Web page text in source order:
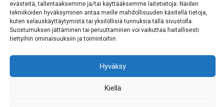
evästeitä, tallentaaksemme ja/tai käyttääksemme laitetietoja. Näiden
tekniikoiden hyväksyminen antaa meille mahdollisuuden käsitellä tietoja,
kuten selauskäyttäytymistä tai yksilöllisiä tunnuksia tällä sivustolla.
Suostumuksen jättäminen tai peruuttaminen voi vaikuttaa haitallisesti
tiettyihin ominaisuuksiin ja toimintoihin.
Hyväksy
Kiellä
Raavâdviäsu Sarrit
Puh. 040 700 6485